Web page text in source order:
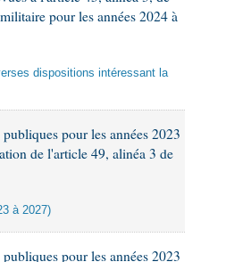
pour les années 2024 à
dispositions intéressant la
pour les années 2023
de l'article 49, alinéa 3 de
à 2027)
pour les années 2023